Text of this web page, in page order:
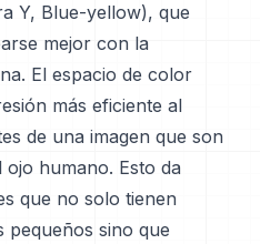
Y, Blue-yellow), que
mejor con la
El espacio de color
más eficiente al
de una imagen que son
humano. Esto da
que no solo tienen
pequeños sino que